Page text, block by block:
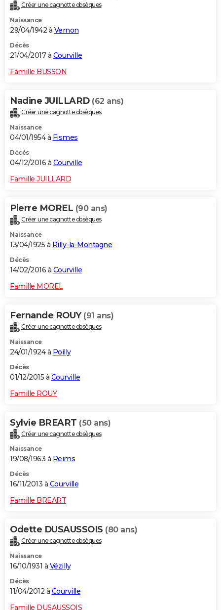
Créer une cagnotte obsèques
Naissance
29/04/1942 à Vernon
Décès
21/04/2017 à Courville
Famille BUSSON
Nadine JUILLARD (62 ans)
Créer une cagnotte obsèques
Naissance
04/01/1954 à Fismes
Décès
04/12/2016 à Courville
Famille JUILLARD
Pierre MOREL (90 ans)
Créer une cagnotte obsèques
Naissance
13/04/1925 à Rilly-la-Montagne
Décès
14/02/2016 à Courville
Famille MOREL
Fernande ROUY (91 ans)
Créer une cagnotte obsèques
Naissance
24/01/1924 à Poilly
Décès
01/12/2015 à Courville
Famille ROUY
Sylvie BREART (50 ans)
Créer une cagnotte obsèques
Naissance
19/08/1963 à Reims
Décès
16/11/2013 à Courville
Famille BREART
Odette DUSAUSSOIS (80 ans)
Créer une cagnotte obsèques
Naissance
16/10/1931 à Vézilly
Décès
11/04/2012 à Courville
Famille DUSAUSSOIS